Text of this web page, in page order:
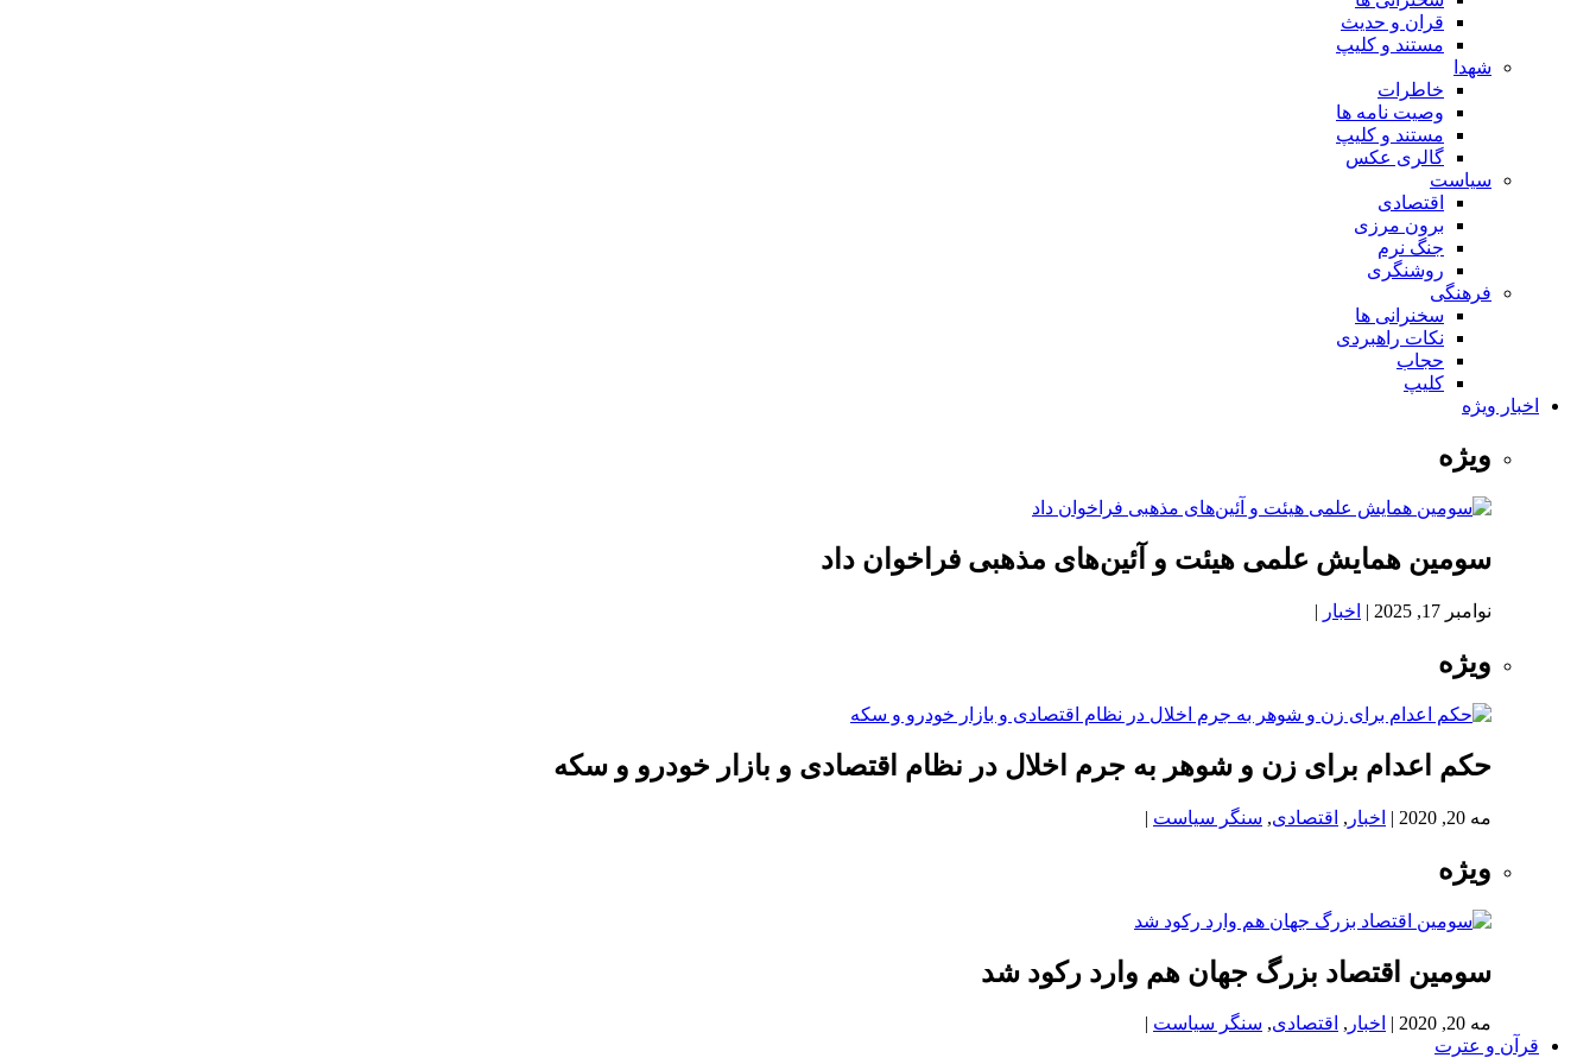
قران و حدیث
مستند و کلیپ
شهدا
خاطرات
وصیت نامه ها
مستند و کلیپ
گالری عکس
سیاست
اقتصادی
برون مرزی
جنگ نرم
روشنگری
فرهنگی
سخنرانی ها
نکات راهبردی
حجاب
کلیپ
اخبار ویژه
ویژه
سومین همایش علمی هیئت و آئین‌های مذهبی فراخوان داد
نوامبر 17, 2025 | اخبار |
ویژه
حکم اعدام برای زن و شوهر به جرم اخلال در نظام اقتصادی و بازار خودرو و سکه
مه 20, 2020 | اخبار , اقتصادی, سنگر سیاست |
ویژه
سومین اقتصاد بزرگ جهان هم وارد رکود شد
مه 20, 2020 | اخبار , اقتصادی, سنگر سیاست |
قرآن و عترت